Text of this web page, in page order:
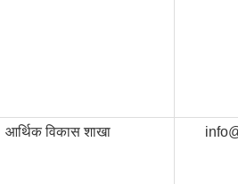
आर्थिक विकास शाखा